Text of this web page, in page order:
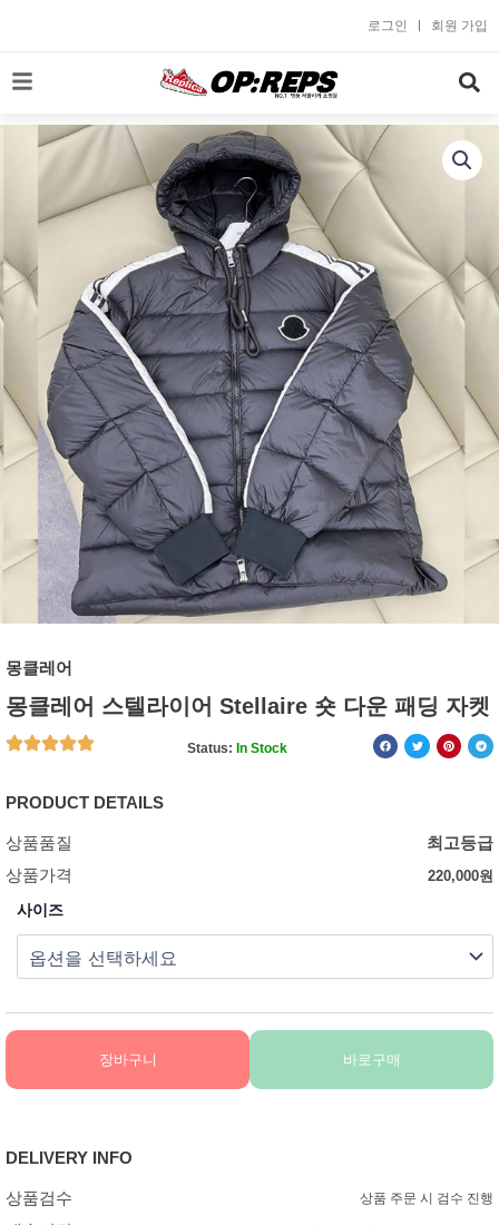
로
로그인 회원 가입
몽클레어
몽클레어 스텔라이어 Stellaire 숏 다운 패딩 자켓
Status: In Stock
PRODUCT DETAILS
상품품질
최고등급
상품가격
220,000원
사이즈
장바구니 바로구매
DELIVERY INFO
상품검수 상품 주문 시 검수 진행